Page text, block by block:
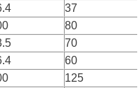
37
80
70
60
125